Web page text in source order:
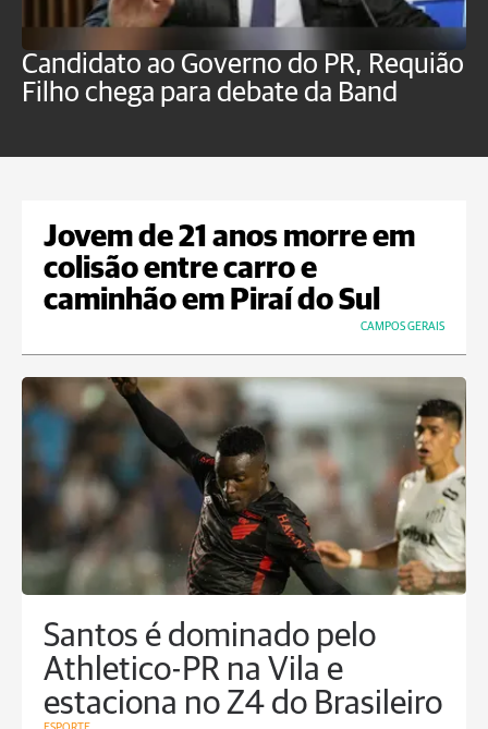
Candidato ao Governo do PR, Requião
Filho chega para debate da Band
Jovem de 21 anos morre em
colisão entre carro e
caminhão em Piraí do Sul
CAMPOS GERAIS
Santos é dominado pelo
Athletico-PR na Vila e
estaciona no Z4 do Brasileiro